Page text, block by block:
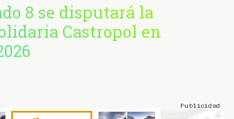
8 se disputará la
Castropol en